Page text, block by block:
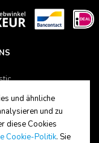
und ähnliche
und zu
diese Cookies
Cookie-Politik. Sie